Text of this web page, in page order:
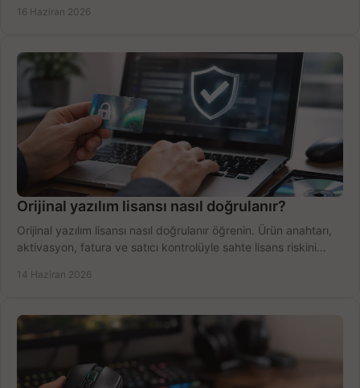
16 Haziran 2026
Orijinal yazılım lisansı nasıl doğrulanır?
Orijinal yazılım lisansı nasıl doğrulanır öğrenin. Ürün anahtarı,
aktivasyon, fatura ve satıcı kontrolüyle sahte lisans riskini
14 Haziran 2026